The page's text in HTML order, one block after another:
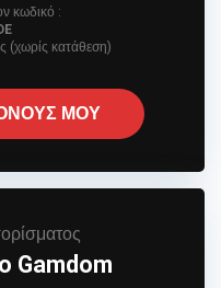
κωδικό :
(χωρίς κατάθεση)
ΜΟΥ
Gamdom